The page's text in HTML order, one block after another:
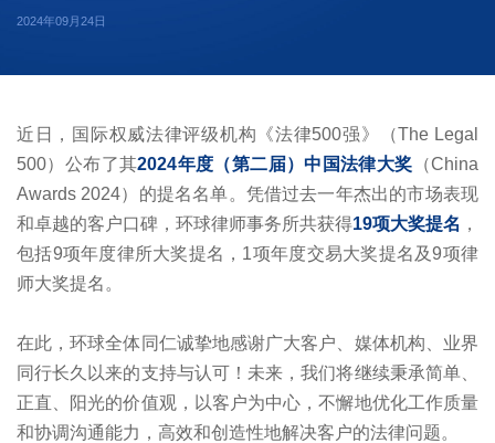
2024年09月24日
近日，国际权威法律评级机构《法律500强》（The Legal
500）公布了其2024年度（第二届）中国法律大奖 （China
Awards 2024）的提名名单。凭借过去一年杰出的市场表现
和卓越的客户口碑，环球律师事务所共获得19项大奖提名 ，
包括9项年度律所大奖提名，1项年度交易大奖提名及9项律
师大奖提名。
在此，环球全体同仁诚挚地感谢广大客户、媒体机构、业界
同行长久以来的支持与认可！未来，我们将继续秉承简单、
正直、阳光的价值观，以客户为中心，不懈地优化工作质量
和协调沟通能力，高效和创造性地解决客户的法律问题。